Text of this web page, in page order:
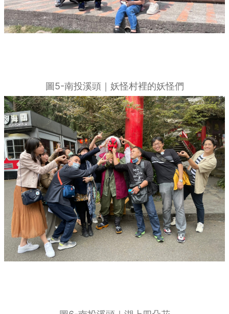
圖5-南投溪頭｜妖怪村裡的妖怪們